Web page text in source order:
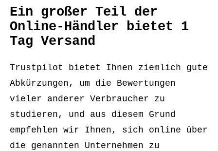
Ein großer Teil der
Online-Händler bietet 1
Tag Versand
Trustpilot bietet Ihnen ziemlich gute
Abkürzungen, um die Bewertungen
vieler anderer Verbraucher zu
studieren, und aus diesem Grund
empfehlen wir Ihnen, sich online über
die genannten Unternehmen zu